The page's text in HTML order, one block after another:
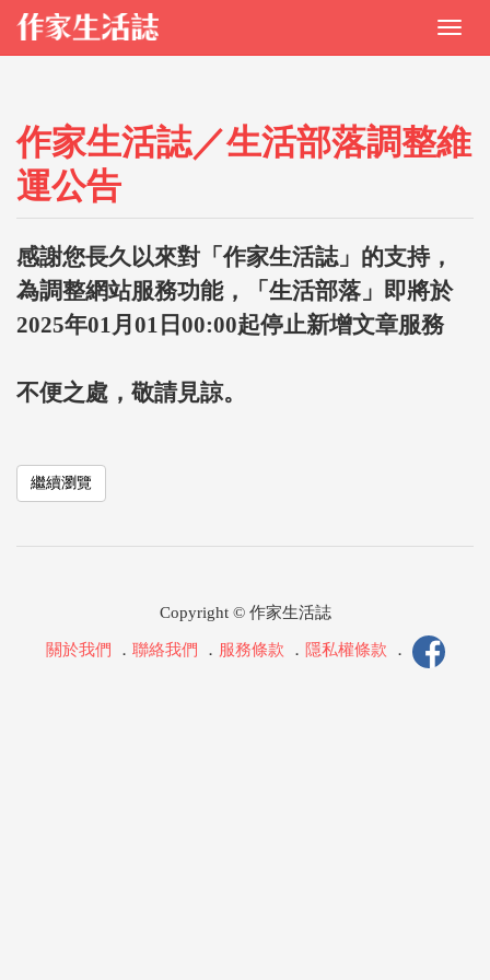
作家生活誌／生活部落調整維
運公告
感謝您長久以來對「作家生活誌」的支持，
為調整網站服務功能，「生活部落」即將於
2025年01月01日00:00起停止新增文章服務
不便之處，敬請見諒。
繼續瀏覽
Copyright © 作家生活誌
關於我們 ． 聯絡我們 ． 服務條款 ． 隱私權條款 ．